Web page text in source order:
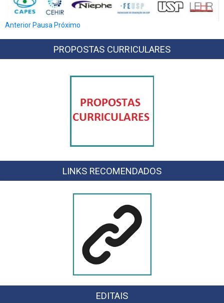
Anterior Pausa Próximo
PROPOSTAS CURRICULARES
LINKS RECOMENDADOS
EDITAIS